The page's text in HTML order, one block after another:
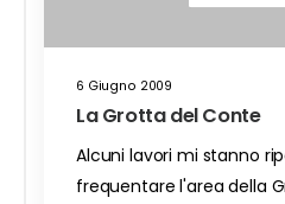
6 Giugno 2009
La Grotta del Conte
Alcuni lavori mi stanno
frequentare l'area della